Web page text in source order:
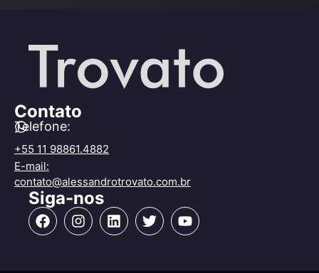
Contato
Telefone:
+55 11 98861.4882
E-mail:
contato@alessandrotrovato.com.br
Siga-nos